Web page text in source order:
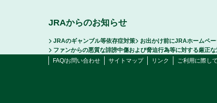
JRAからのお知らせ
JRAのギャンブル等依存症対策
お出かけ前にJRAホームペ
ファンからの悪質な誹謗中傷および脅迫行為等に対する厳正
FAQ/お問い合わせ
サイトマップ リンク ご利用に際し